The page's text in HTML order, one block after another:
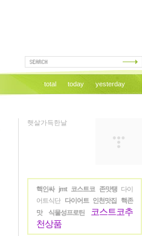
total today yesterday
햇살가득한날
핵인싸 jmt 코스트코 존맛탱
다이
어트식단
다이어트 인천맛집
핵존
맛
식물성프로틴
코스트코추
천상품